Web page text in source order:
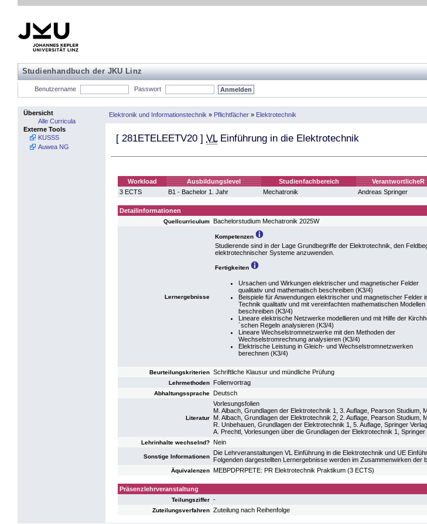
Studienhandbuch der JKU Linz
Benutzername Passwort
Übersicht
Alle Curricula
Externe Tools
KUSSS
Auwea NG
Elektronik und Informationstechnik » Pflichtfächer » Elektrotechnik
[ 281ETELEETV20 ] VLEinführung in die Elektrotechnik
Workload Ausbildungslevel Studienfachbereich VerantwortlicheR
3 ECTS
B1 - Bachelor 1. Jahr Mechatronik Andreas Springer
Detailinformationen
Quellcurriculum Bachelorstudium Mechatronik 2025W
Lernergebnisse
Kompetenzen
Studierende sind in der Lage Grundbegriffe der Elektrotechnik, den
elektrotechnischer Systeme anzuwenden.
Fertigkeiten
Ursachen und Wirkungen elektrischer und magnetischer Felder
qualitativ und mathematisch beschreiben (K3/4)
Beispiele für Anwendungen elektrischer und magnetischer Felder
Technik qualitativ und mit vereinfachten mathematischen Modellen
beschreiben (K3/4)
Lineare elektrische Netzwerke modellieren und mit Hilfe der
´schen Regeln analysieren (K3/4)
Lineare Wechselstromnetzwerke mit den Methoden der
Wechselstromrechnung analysieren (K3/4)
Elektrische Leistung in Gleich- und Wechselstromnetzwerken
berechnen (K3/4)
Beurteilungskriterien Schriftliche Klausur und mündliche Prüfung
Lehrmethoden Folienvortrag
Abhaltungssprache Deutsch
Literatur
Vorlesungsfolien
M. Albach, Grundlagen der Elektrotechnik 1, 3. Auflage, Pearson Studium,
M. Albach, Grundlagen der Elektrotechnik 2, 2. Auflage, Pearson Studium,
R. Unbehauen, Grundlagen der Elektrotechnik 1, 5. Auflage, Springer
A. Prechtl, Vorlesungen über die Grundlagen der Elektrotechnik 1, Springer
Lehrinhalte wechselnd? Nein
Sonstige Informationen
Die Lehrveranstaltungen VL Einführung in die Elektrotechnik und UE
Folgenden dargestellten Lernergebnisse werden im Zusammenwirken der
Äquivalenzen MEBPDPRPETE: PR Elektrotechnik Praktikum (3 ECTS)
Präsenzlehrveranstaltung
Teilungsziffer -
Zuteilungsverfahren Zuteilung nach Reihenfolge